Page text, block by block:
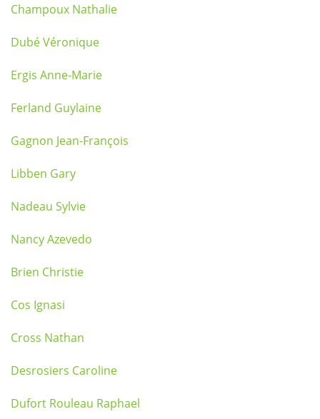
Champoux Nathalie
Dubé Véronique
Ergis Anne-Marie
Ferland Guylaine
Gagnon Jean-François
Libben Gary
Nadeau Sylvie
Nancy Azevedo
Brien Christie
Cos Ignasi
Cross Nathan
Desrosiers Caroline
Dufort Rouleau Raphael